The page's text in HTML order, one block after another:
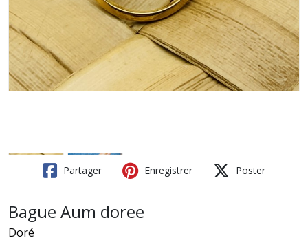
Partager Enregistrer Poster
Bague Aum doree
Doré